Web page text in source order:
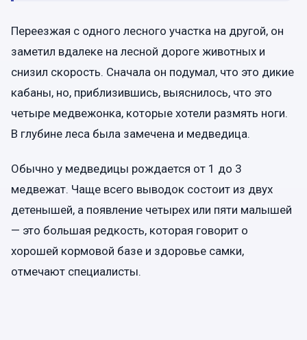
Переезжая с одного лесного участка на другой, он
заметил вдалеке на лесной дороге животных и
снизил скорость. Сначала он подумал, что это дикие
кабаны, но, приблизившись, выяснилось, что это
четыре медвежонка, которые хотели размять ноги.
В глубине леса была замечена и медведица.
Обычно у медведицы рождается от 1 до 3
медвежат. Чаще всего выводок состоит из двух
детенышей, а появление четырех или пяти малышей
— это большая редкость, которая говорит о
хорошей кормовой базе и здоровье самки,
отмечают специалисты.